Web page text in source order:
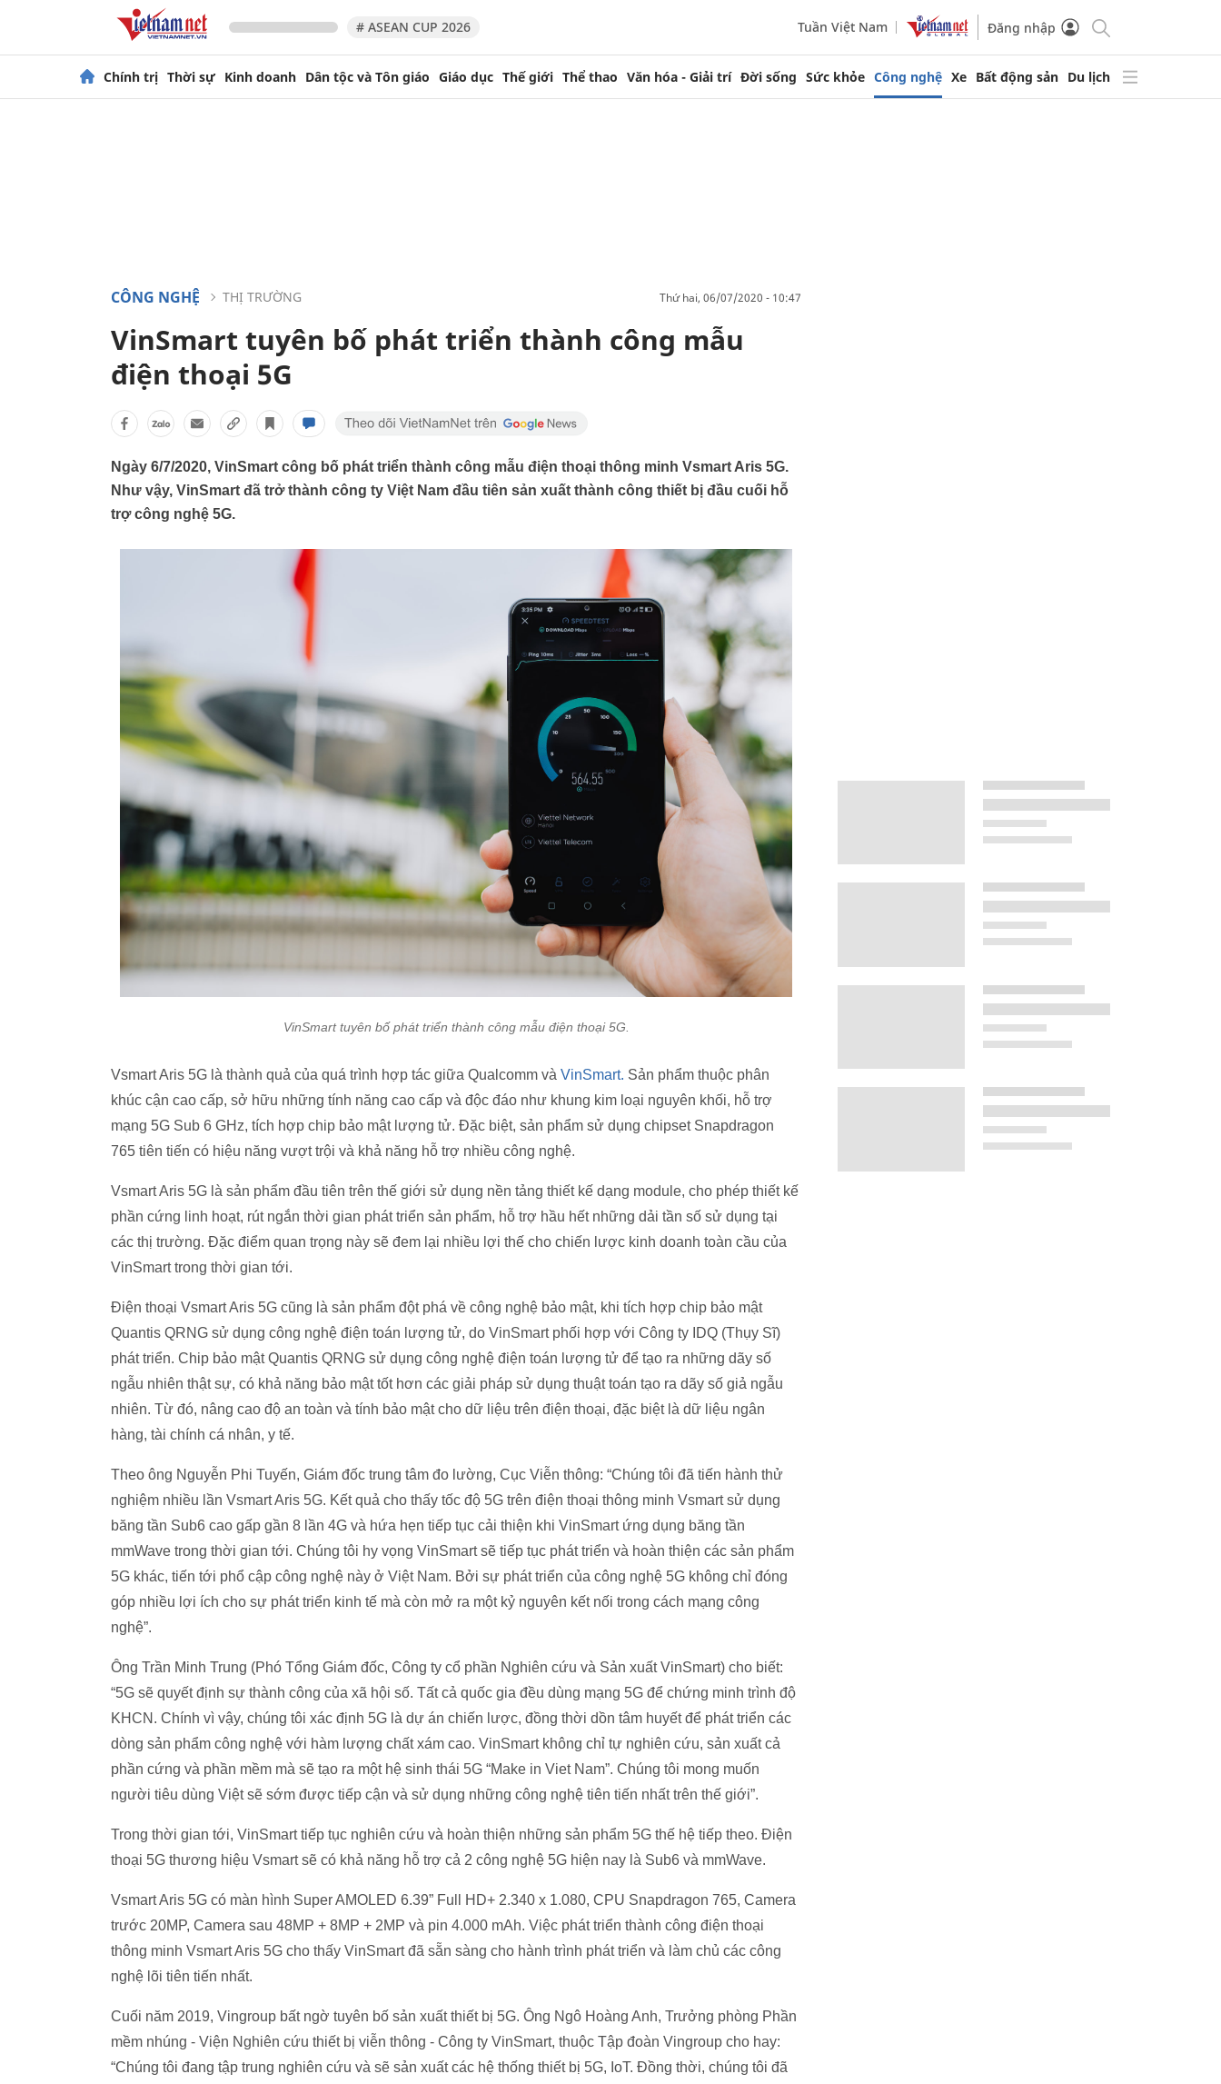
# ASEAN CUP 2026 Tuần Việt Nam Đăng nhập
Chính trị Thời sự Kinh doanh Dân tộc và Tôn giáo Giáo dục Thế giới Thể thao Văn hóa - Giải trí Đời sống Sức khỏe Công nghệ Xe Bất động sản Du lịch
CÔNG NGHỆ THỊ TRƯỜNG thứ hai, 06/07/2020 - 10:47
VinSmart tuyên bố phát triển thành công mẫu
điện thoại 5G
Ngày 6/7/2020, VinSmart công bố phát triển thành công mẫu điện thoại thông minh Vsmart Aris 5G.
Như vậy, VinSmart đã trở thành công ty Việt Nam đầu tiên sản xuất thành công thiết bị đầu cuối hỗ
trợ công nghệ 5G.
VinSmart tuyên bố phát triển thành công mẫu điện thoại 5G.
Vsmart Aris 5G là thành quả của quá trình hợp tác giữa Qualcomm và VinSmart. Sản phẩm thuộc phân
khúc cận cao cấp, sở hữu những tính năng cao cấp và độc đáo như khung kim loại nguyên khối, hỗ trợ
mạng 5G Sub 6 GHz, tích hợp chip bảo mật lượng tử. Đặc biệt, sản phẩm sử dụng chipset Snapdragon
765 tiên tiến có hiệu năng vượt trội và khả năng hỗ trợ nhiều công nghệ.
Vsmart Aris 5G là sản phẩm đầu tiên trên thế giới sử dụng nền tảng thiết kế dạng module, cho phép thiết kế
phần cứng linh hoạt, rút ngắn thời gian phát triển sản phẩm, hỗ trợ hầu hết những dải tần số sử dụng tại
các thị trường. Đặc điểm quan trọng này sẽ đem lại nhiều lợi thế cho chiến lược kinh doanh toàn cầu của
VinSmart trong thời gian tới.
Điện thoại Vsmart Aris 5G cũng là sản phẩm đột phá về công nghệ bảo mật, khi tích hợp chip bảo mật
Quantis QRNG sử dụng công nghệ điện toán lượng tử, do VinSmart phối hợp với Công ty IDQ (Thụy Sĩ)
phát triển. Chip bảo mật Quantis QRNG sử dụng công nghệ điện toán lượng tử để tạo ra những dãy số
ngẫu nhiên thật sự, có khả năng bảo mật tốt hơn các giải pháp sử dụng thuật toán tạo ra dãy số giả ngẫu
nhiên. Từ đó, nâng cao độ an toàn và tính bảo mật cho dữ liệu trên điện thoại, đặc biệt là dữ liệu ngân
hàng, tài chính cá nhân, y tế.
Theo ông Nguyễn Phi Tuyến, Giám đốc trung tâm đo lường, Cục Viễn thông: “Chúng tôi đã tiến hành thử
nghiệm nhiều lần Vsmart Aris 5G. Kết quả cho thấy tốc độ 5G trên điện thoại thông minh Vsmart sử dụng
băng tần Sub6 cao gấp gần 8 lần 4G và hứa hẹn tiếp tục cải thiện khi VinSmart ứng dụng băng tần
mmWave trong thời gian tới. Chúng tôi hy vọng VinSmart sẽ tiếp tục phát triển và hoàn thiện các sản phẩm
5G khác, tiến tới phổ cập công nghệ này ở Việt Nam. Bởi sự phát triển của công nghệ 5G không chỉ đóng
góp nhiều lợi ích cho sự phát triển kinh tế mà còn mở ra một kỷ nguyên kết nối trong cách mạng công
nghệ”.
Ông Trần Minh Trung (Phó Tổng Giám đốc, Công ty cổ phần Nghiên cứu và Sản xuất VinSmart) cho biết:
“5G sẽ quyết định sự thành công của xã hội số. Tất cả quốc gia đều dùng mạng 5G để chứng minh trình độ
KHCN. Chính vì vậy, chúng tôi xác định 5G là dự án chiến lược, đồng thời dồn tâm huyết để phát triển các
dòng sản phẩm công nghệ với hàm lượng chất xám cao. VinSmart không chỉ tự nghiên cứu, sản xuất cả
phần cứng và phần mềm mà sẽ tạo ra một hệ sinh thái 5G “Make in Viet Nam”. Chúng tôi mong muốn
người tiêu dùng Việt sẽ sớm được tiếp cận và sử dụng những công nghệ tiên tiến nhất trên thế giới”.
Trong thời gian tới, VinSmart tiếp tục nghiên cứu và hoàn thiện những sản phẩm 5G thế hệ tiếp theo. Điện
thoại 5G thương hiệu Vsmart sẽ có khả năng hỗ trợ cả 2 công nghệ 5G hiện nay là Sub6 và mmWave.
Vsmart Aris 5G có màn hình Super AMOLED 6.39” Full HD+ 2.340 x 1.080, CPU Snapdragon 765, Camera
trước 20MP, Camera sau 48MP + 8MP + 2MP và pin 4.000 mAh. Việc phát triển thành công điện thoại
thông minh Vsmart Aris 5G cho thấy VinSmart đã sẵn sàng cho hành trình phát triển và làm chủ các công
nghệ lõi tiên tiến nhất.
Cuối năm 2019, Vingroup bất ngờ tuyên bố sản xuất thiết bị 5G. Ông Ngô Hoàng Anh, Trưởng phòng Phần
mềm nhúng - Viện Nghiên cứu thiết bị viễn thông - Công ty VinSmart, thuộc Tập đoàn Vingroup cho hay:
“Chúng tôi đang tập trung nghiên cứu và sẽ sản xuất các hệ thống thiết bị 5G, IoT. Đồng thời, chúng tôi đã